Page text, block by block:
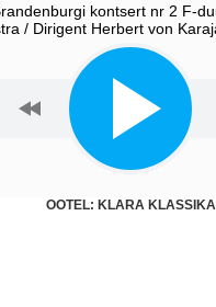
kontsert nr 2 F-
/ Dirigent Herbert von
OOTEL: KLARA KLASSIKA